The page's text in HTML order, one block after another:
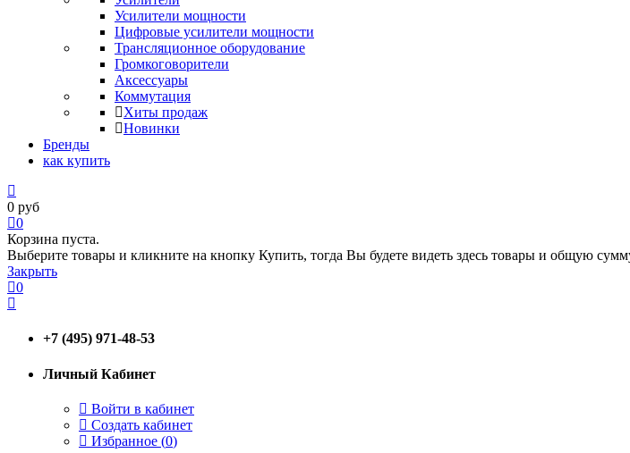
Усилители мощности
Цифровые усилители мощности
Трансляционное оборудование
Громкоговорители
Аксессуары
Коммутация
Хиты продаж
Новинки
Бренды
как купить
0 руб
0
Корзина пуста.
Выберите товары и кликните на кнопку Купить, тогда Вы будете видеть здесь товары и общую
Закрыть
0
+7 (495) 971-48-53
Личный Кабинет
Войти в кабинет
Создать кабинет
Избранное (0)